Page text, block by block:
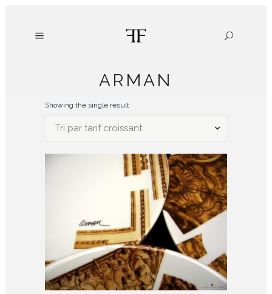
ARMAN
Showing the single result
Tri par tarif croissant